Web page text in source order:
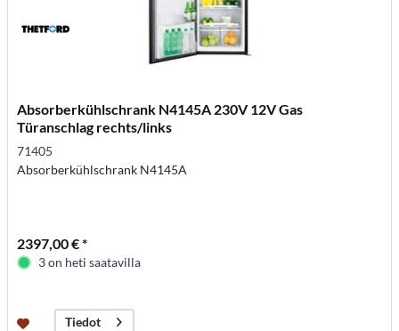
Absorberkühlschrank N4145A 230V 12V Gas
Türanschlag rechts/links
71405
Absorberkühlschrank N4145A
2397,00 € *
3 on heti saatavilla
Tiedot